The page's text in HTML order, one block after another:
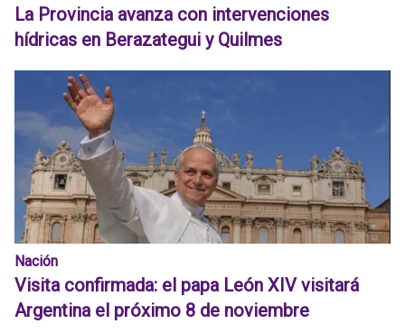
La Provincia avanza con intervenciones
hídricas en Berazategui y Quilmes
Nación
Visita confirmada: el papa León XIV visitará
Argentina el próximo 8 de noviembre